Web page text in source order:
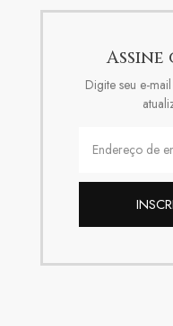
Digite seu e-